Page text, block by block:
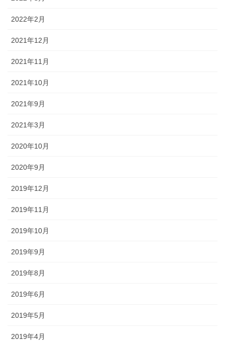
2022年2月
2021年12月
2021年11月
2021年10月
2021年9月
2021年3月
2020年10月
2020年9月
2019年12月
2019年11月
2019年10月
2019年9月
2019年8月
2019年6月
2019年5月
2019年4月